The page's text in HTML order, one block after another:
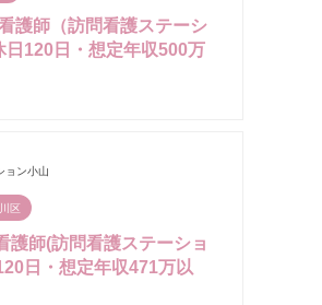
護師（訪問看護ステーシ
日120日・想定年収500万
ョン小山
区
師(訪問看護ステーショ
日・想定年収471万以